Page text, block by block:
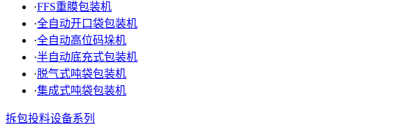
·FFS重膜包装机
·全自动开口袋包装机
·全自动高位码垛机
·半自动底充式包装机
·脱气式吨袋包装机
·集成式吨袋包装机
拆包投料设备系列